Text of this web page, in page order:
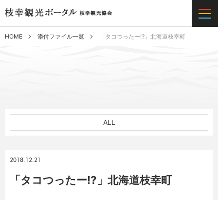
HOME 添付ファイル一覧 「タコつったー⁉︎」北海道枝幸町
ALL
2018.12.21
「タコつったー⁉︎」北海道枝幸町